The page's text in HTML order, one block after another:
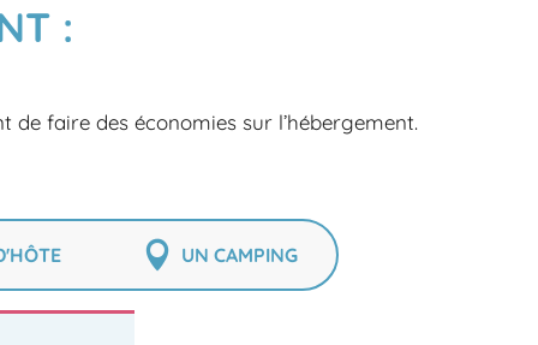
:
faire des économies sur l’hébergement.
UN CAMPING